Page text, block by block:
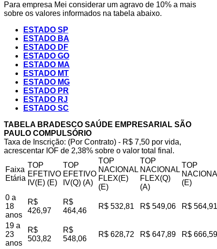
Para empresa Mei considerar um agravo de 10% a mais
sobre os valores informados na tabela abaixo.
ESTADO SP
ESTADO BA
ESTADO DF
ESTADO GO
ESTADO MA
ESTADO MT
ESTADO MG
ESTADO PR
ESTADO RJ
ESTADO SC
TABELA BRADESCO SAÚDE EMPRESARIAL SÃO
PAULO COMPULSÓRIO
Taxa de Inscrição: (Por Contrato) - R$ 7,50 por vida,
acrescentar IOF de 2,38% sobre o valor total final.
Faixa
Etária
TOP
EFETIVO
IV(E) (E)
TOP
EFETIVO
IV(Q) (A)
TOP
NACIONAL
FLEX(E)
(E)
TOP
NACIONAL
FLEX(Q)
(A)
TOP
(E)
0 a
18
anos
R$
426,97
R$
464,46
R$ 532,81 R$ 549,06 R$ 564,91
19 a
23
anos
R$
503,82
R$
548,06
R$ 628,72 R$ 647,89 R$ 666,59